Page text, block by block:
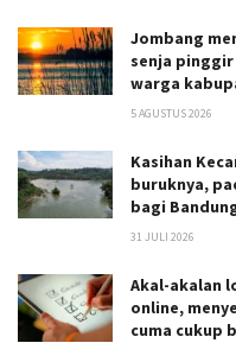
Jombang
senja
warga
5 AGUSTUS 2026
Kasihan
buruknya,
bagi
31 JULI 2026
Akal-akalan
online,
cuma cukup